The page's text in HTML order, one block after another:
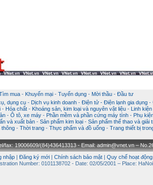
mua - Khuyến mại - Tuyển dụng - Mời thầu - Đầu tư
dụng cụ - Dịch vụ kinh doanh - Điện tử - Điện lạnh gia dụng -
- Hóa chất - Khoáng sản, kim loại và nguyên vật liệu -
Linh
- Ô tô, xe máy - Phần mềm và phần cứng máy tính - Phụ
và xuất bản - Sản phẩm kim loại - Sản phẩm thể thao và giải
thông - Thời trang - Thực phẩm và đồ uống - Trang thiết bị
fax: 19006609/(84)436413313 - Email: admin@vnet.vn –
nhập Đăng ký mới Chính sách bảo mật Quy chế hoạt động
Number: 0101138702 - Date: 02/05/2001 – Place: